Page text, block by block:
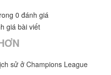
0 đánh giá
giá bài viết
sử ở Champions League